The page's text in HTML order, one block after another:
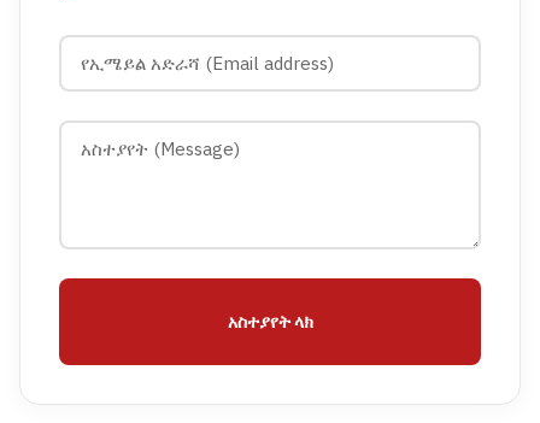
አስተያየት ላክ